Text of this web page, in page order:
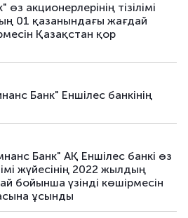
KZ2C00017556 негізгі
акционерлерінің тізілімі
01 қазанындағы жағдай
Қазақстан қор
Банк" Еншілес банкінің
Банк" АҚ Еншілес банкі өз
жүйесінің 2022 жылдың
бойынша үзінді көшірмесін
ұсынды